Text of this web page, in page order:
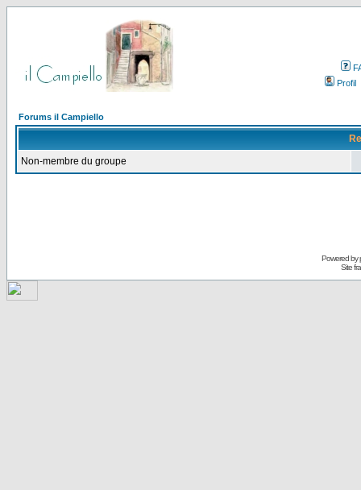
Profil
Forums il Campiello
Non-membre du groupe
Powered by
Site